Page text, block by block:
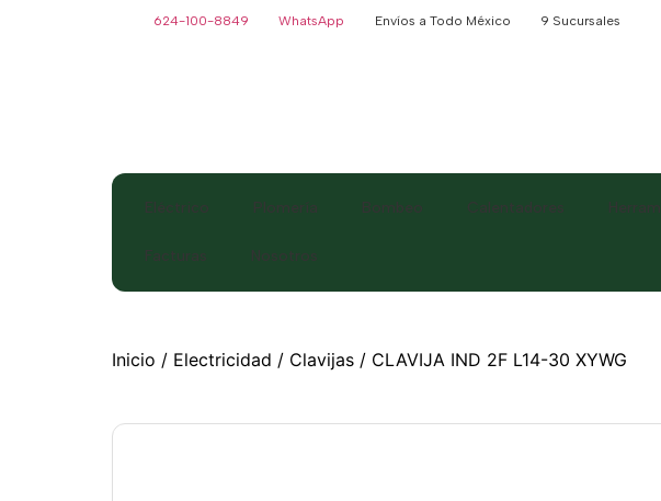
624-100-8849 WhatsApp Envíos a Todo México 9 Sucursales
Eléctrico Plomería Bombeo Calentadores
Facturas Nosotros
Inicio / Electricidad / Clavijas / CLAVIJA IND 2F L14-30 XYWG